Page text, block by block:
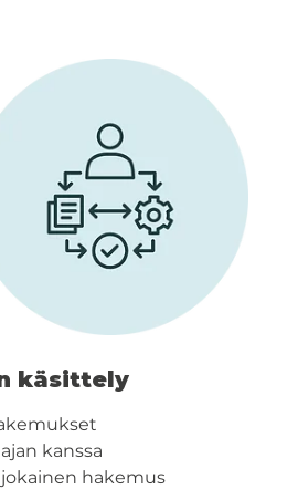
käsittely
kanssa
hakemus